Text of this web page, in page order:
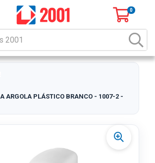
0
ARGOLA PLÁSTICO BRANCO - 1007-2 -